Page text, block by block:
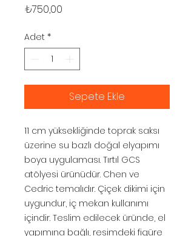
₺750,00
Adet *
Sepete Ekle
11 cm yüksekliğinde toprak saksı
üzerine su bazlı doğal elyapımı
boya uygulaması. Tırtıl GCS
atölyesi ürünüdür. Chen ve
Cedric temalıdır. Çiçek dikimi için
uygundur, iç mekan kullanımı
içindir. Teslim edilecek üründe, el
yapımına bağlı, resimdeki figüre